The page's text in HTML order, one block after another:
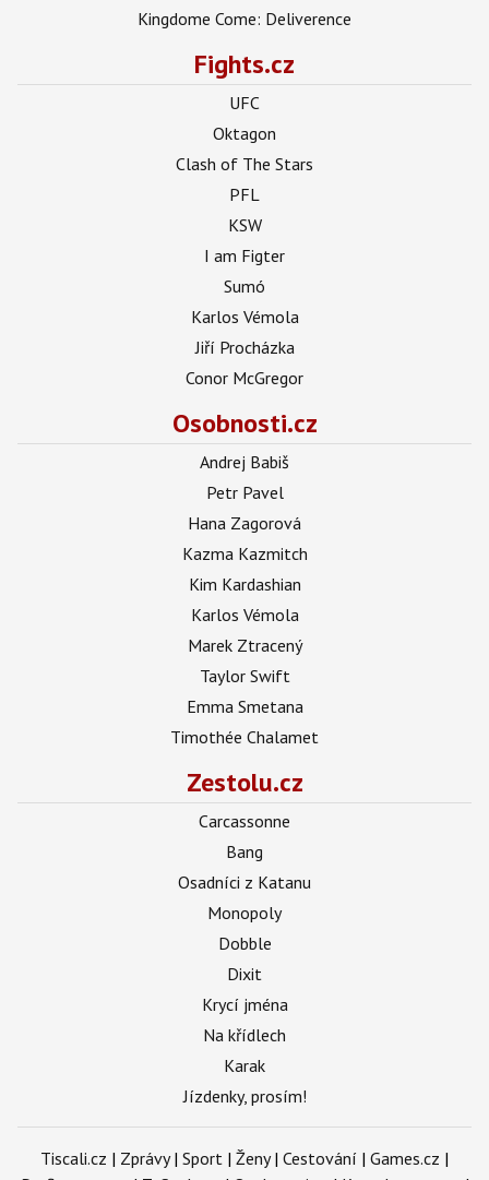
Kingdome Come: Deliverence
Fights.cz
UFC
Oktagon
Clash of The Stars
PFL
KSW
I am Figter
Sumó
Karlos Vémola
Jiří Procházka
Conor McGregor
Osobnosti.cz
Andrej Babiš
Petr Pavel
Hana Zagorová
Kazma Kazmitch
Kim Kardashian
Karlos Vémola
Marek Ztracený
Taylor Swift
Emma Smetana
Timothée Chalamet
Zestolu.cz
Carcassonne
Bang
Osadníci z Katanu
Monopoly
Dobble
Dixit
Krycí jména
Na křídlech
Karak
Jízdenky, prosím!
Tiscali.cz | Zprávy| Sport | Ženy| Cestování | Games.cz |